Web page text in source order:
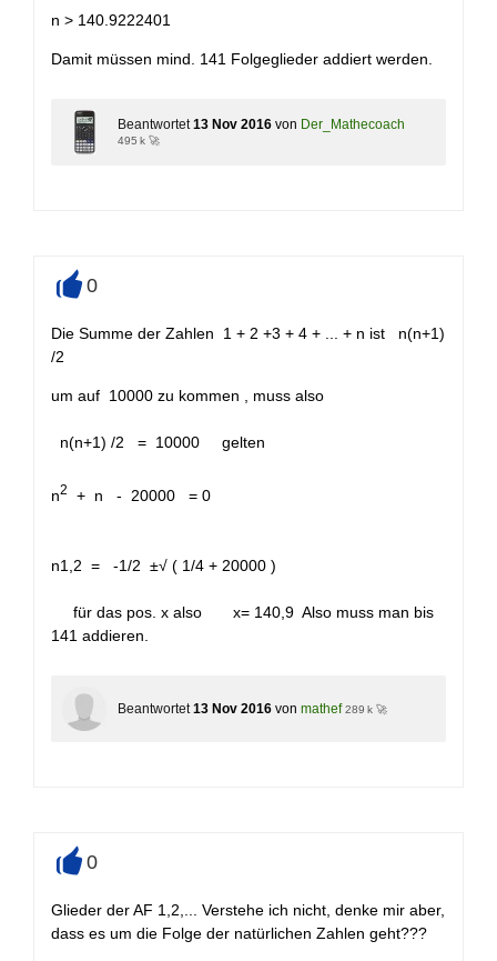
n > 140.9222401
Damit müssen mind. 141 Folgeglieder addiert werden.
Beantwortet 13 Nov 2016 von Der_Mathecoach
495 k 🚀
0
Die Summe der Zahlen 1 + 2 +3 + 4 + ... + n ist n(n+1)
/2
um auf 10000 zu kommen , muss also
n(n+1) /2 = 10000 gelten
n2 + n - 20000 = 0
n1,2 = -1/2 ±√ ( 1/4 + 20000 )
für das pos. x also x= 140,9 Also muss man bis
141 addieren.
Beantwortet 13 Nov 2016 von mathef 289 k 🚀
0
Glieder der AF 1,2,... Verstehe ich nicht, denke mir aber,
dass es um die Folge der natürlichen Zahlen geht???